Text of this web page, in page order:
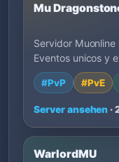
Mu
Servidor
Eventos unicos y
#PvP #PvE
Server ansehen ·
WarlordMU